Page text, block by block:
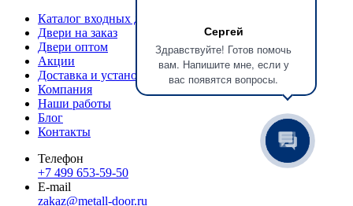
Сергей
Здравствуйте! Готов помочь
вам. Напишите мне, если у
вас появятся вопросы.
Каталог входных дверей
Двери на заказ
Двери оптом
Акции
Доставка и установка
Компания
Наши работы
Блог
Контакты
Телефон
+7 499 653-59-50
E-mail
zakaz@metall-door.ru